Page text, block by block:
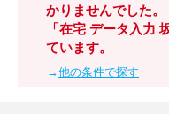
かりませんでした。
「在宅 データ入力
ています。
→他の条件で探す